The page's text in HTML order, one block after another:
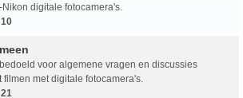
digitale fotocamera's.
10
voor algemene vragen en discussies
filmen met digitale fotocamera's.
21